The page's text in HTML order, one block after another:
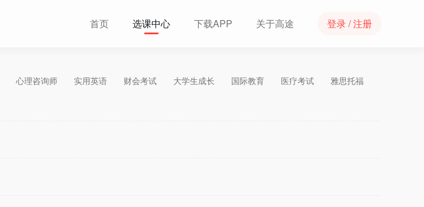
首页 选课中心 下载APP 关于高途 登录 / 注册
心理咨询师 实用英语 财会考试 大学生成长 国际教育 医疗考试
雅思托福